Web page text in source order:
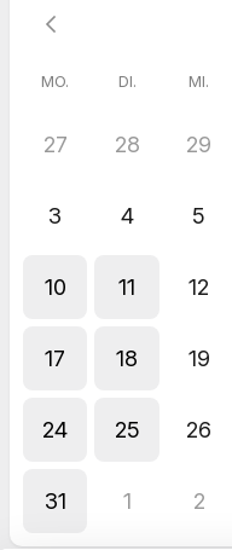
MO. DI. MI.
27 28 29
3 4 5
10 11 12
17 18 19
24 25 26
31 1 2